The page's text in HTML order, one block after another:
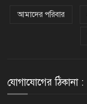
আমাদের পরিবার
যোগাযোগের ঠিকানা :